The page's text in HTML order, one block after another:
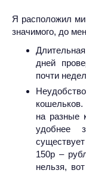
Я расположил
значимого, до
дней
почти
на разные
удобнее
150р –
нельзя,